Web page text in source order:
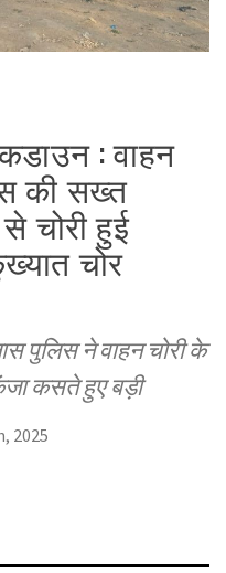
: वाहन
की सख्त
चोरी हुई
चोर
पुलिस ने वाहन चोरी के
कसते हुए बड़ी
2025